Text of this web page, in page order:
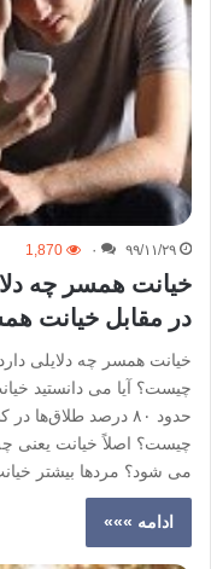
۹۹/۱۱/۲۹ ۰ 1,870
خیانت همسر چه
در مقابل خیانت
خیانت همسر چه دلایلی
حدود ۸۰ درصد
چیست؟ اصلاً خیانت یعنی
می شود؟ مردها بیشتر
ادامه »»»